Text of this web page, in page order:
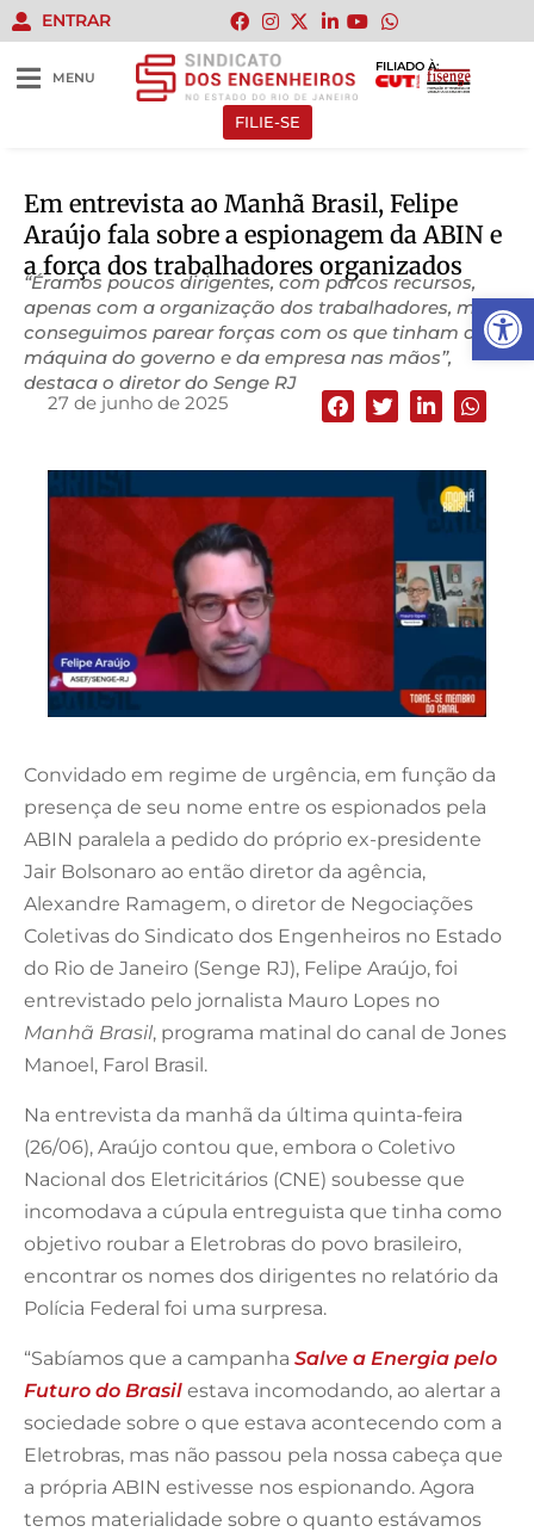
Abrir
ENTRAR
MENU
FILIADO À:
FILIE-SE
Em entrevista ao Manhã Brasil, Felipe
Araújo fala sobre a espionagem da ABIN e
a força dos trabalhadores organizados
“Éramos poucos dirigentes, com parcos recursos,
apenas com a organização dos trabalhadores, mas
conseguimos parear forças com os que tinham a
máquina do governo e da empresa nas mãos”,
destaca o diretor do Senge RJ
27 de junho de 2025
Convidado em regime de urgência, em função da
presença de seu nome entre os espionados pela
ABIN paralela a pedido do próprio ex-presidente
Jair Bolsonaro ao então diretor da agência,
Alexandre Ramagem, o diretor de Negociações
Coletivas do Sindicato dos Engenheiros no Estado
do Rio de Janeiro (Senge RJ), Felipe Araújo, foi
entrevistado pelo jornalista Mauro Lopes no
Manhã Brasil, programa matinal do canal de Jones
Manoel, Farol Brasil.
Na entrevista da manhã da última quinta-feira
(26/06), Araújo contou que, embora o Coletivo
Nacional dos Eletricitários (CNE) soubesse que
incomodava a cúpula entreguista que tinha como
objetivo roubar a Eletrobras do povo brasileiro,
encontrar os nomes dos dirigentes no relatório da
Polícia Federal foi uma surpresa.
“Sabíamos que a campanha Salve a Energia pelo
Futuro do Brasil estava incomodando, ao alertar a
sociedade sobre o que estava acontecendo com a
Eletrobras, mas não passou pela nossa cabeça que
a própria ABIN estivesse nos espionando. Agora
temos materialidade sobre o quanto estávamos